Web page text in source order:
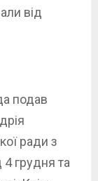
від
подав
ради з
грудня та